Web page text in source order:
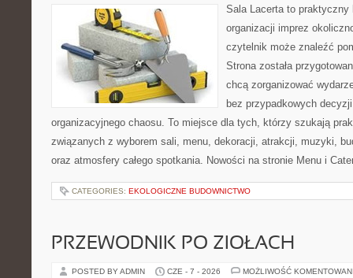
Sala Lacerta to praktyczny
organizacji imprez
czytelnik może znaleźć
Strona została
chcą zorganizować
bez przypadkowych
organizacyjnego chaosu. To miejsce dla tych, którzy szukają
związanych z wyborem sali, menu, dekoracji, atrakcji, muzyki,
oraz atmosfery całego spotkania. Nowości na stronie Menu i
CATEGORIES: EKOLOGICZNE BUDOWNICTWO
PRZEWODNIK PO ZIOŁACH
POSTED BY ADMIN CZE - 7 - 2026 MOŻLIWOŚĆ